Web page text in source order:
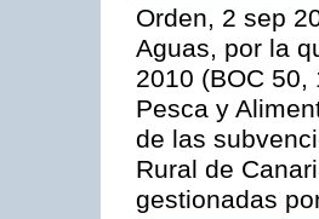
Orden, 2 sep
Aguas, por la
2010 (BOC
Pesca y
de las
Rural de
gestionadas